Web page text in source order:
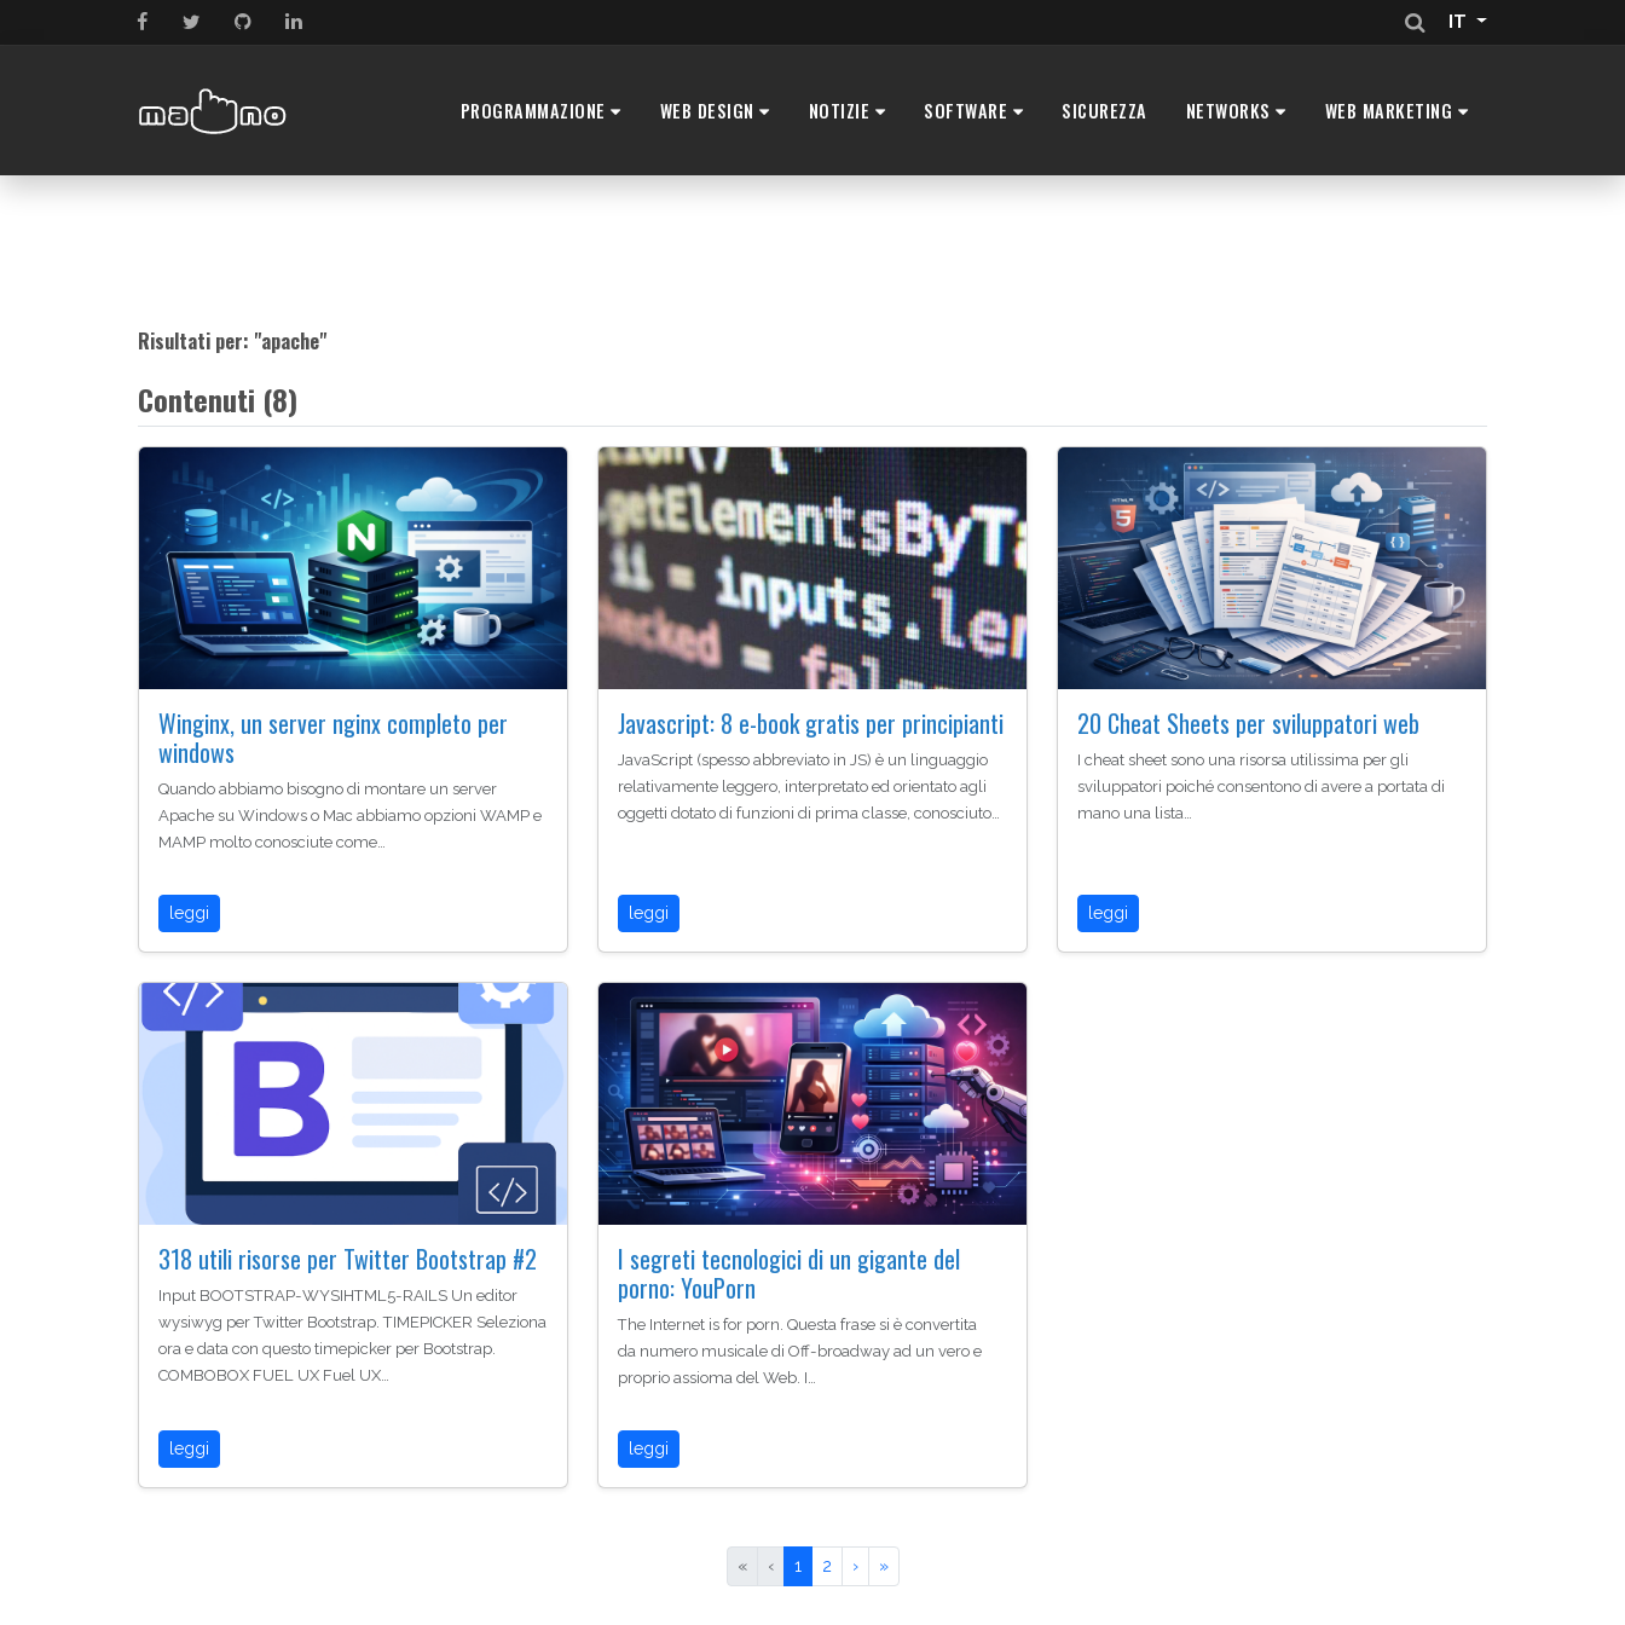
IT
PROGRAMMAZIONE WEB DESIGN NOTIZIE SOFTWARE SICUREZZA NETWORKS WEB MARKETING
Risultati per: "apache"
Contenuti (8)
Winginx, un server nginx completo per
windows
Quando abbiamo bisogno di montare un server
Apache su Windows o Mac abbiamo opzioni WAMP e
MAMP molto conosciute come…
leggi
Javascript: 8 e-book gratis per principianti
JavaScript (spesso abbreviato in JS) è un linguaggio
relativamente leggero, interpretato ed orientato agli
oggetti dotato di funzioni di prima classe, conosciuto…
leggi
20 Cheat Sheets per sviluppatori web
I cheat sheet sono una risorsa utilissima per gli
sviluppatori poiché consentono di avere a portata di
mano una lista…
leggi
318 utili risorse per Twitter Bootstrap #2
Input BOOTSTRAP-WYSIHTML5-RAILS Un editor
wysiwyg per Twitter Bootstrap. TIMEPICKER Seleziona
ora e data con questo timepicker per Bootstrap.
COMBOBOX FUEL UX Fuel UX…
leggi
I segreti tecnologici di un gigante del
porno: YouPorn
The Internet is for porn. Questa frase si è convertita
da numero musicale di Off-broadway ad un vero e
proprio assioma del Web. I…
leggi
« ‹ 1 2 › »